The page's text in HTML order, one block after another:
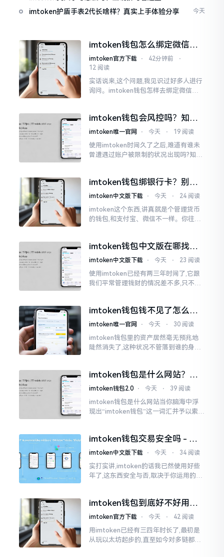
imtoken护盾手表2代长啥样？真实上手体验分享 今天
imtoken钱包怎么绑定微信？
答案可能让你失望
imtoken官方下载 ⋅ 42分钟前
⋅
12 阅读
实话说来,这个问题,我见识过好多人进行
询问。imtoken钱包怎样去绑定微信呢?
试。随后予以明晰
imtoken钱包会风控吗？知乎
上的说法靠不靠谱，老币民告
imtoken唯一官网 ⋅ 今天 ⋅ 19 阅读
使用imtoken时间久了之后,难道有谁未
曾遭遇过账户被限制的状况出现吗?知乎
制。
imtoken钱包绑银行卡？别折
腾了，真相是这样的
imtoken中文版下载 ⋅ 今天 ⋅ 24 阅读
imtoken这个东西,讲真就是个管理货币
的钱包,和支付宝、微信不一样。你往里
imtoken钱包中文版在哪找？
老手教你避坑
imtoken中文版下载 ⋅ 今天 ⋅ 23 阅读
使用imtoken已经有两三年时间了,它跟
我们平常管理钱财的情况差不多,只不过
许许多多的链接
imtoken钱包钱不见了怎么
办？老用户手把手教你找回
imtoken唯一官网 ⋅ 今天 ⋅ 30 阅读
imtoken钱包里的资产居然毫无预兆地
陡然消失了,这种状况不管落到谁的身上,
打开钱包查看时
imtoken钱包是什么网站？一
文说清楚这玩意
imtoken钱包2.0 ⋅ 今天 ⋅ 39 阅读
imtoken钱包是什么网站当你脑海中浮
现出“imtoken钱包”这一词汇并予以索求
我也曾短暂错愕
imtoken钱包交易安全吗 - 老
用户的一些心里话
imtoken中文版下载 ⋅ 今天 ⋅ 34 阅读
实打实讲,imtoken的话我已然使用好些
年了,这东西安全与否,取决于你运用的方
睹过非常多的人
imtoken钱包到底好不好用？
老玩家说说真实体验
imtoken官方下载 ⋅ 今天 ⋅ 42 阅读
用imtoken已经有三四年时长了,最初是
从玩以太坊起步的,直至如今对多链都有